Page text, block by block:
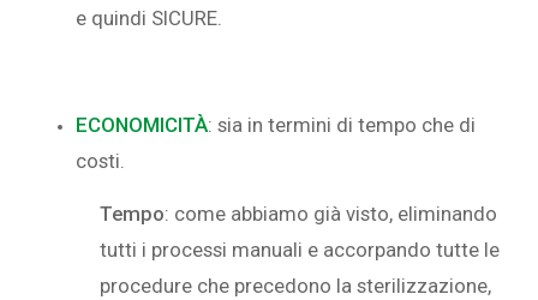
e quindi SICURE.
ECONOMICITÀ: sia in termini di tempo che di
costi.
Tempo: come abbiamo già visto, eliminando
tutti i processi manuali e accorpando tutte le
procedure che precedono la sterilizzazione,